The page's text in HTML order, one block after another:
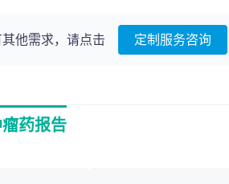
他需求，请点击 定制服务咨询
药报告